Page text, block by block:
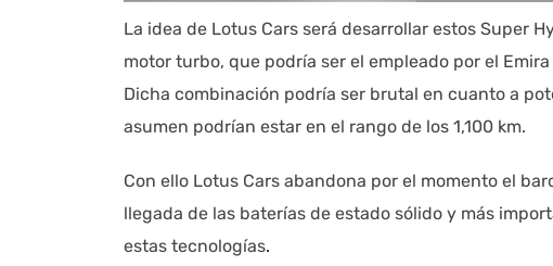
La idea de Lotus Cars será desarrollar estos Super
motor turbo, que podría ser el empleado por el
Dicha combinación podría ser brutal en cuanto a
asumen podrían estar en el rango de los 1,100 km.
Con ello Lotus Cars abandona por el momento el
llegada de las baterías de estado sólido y más
estas tecnologías.